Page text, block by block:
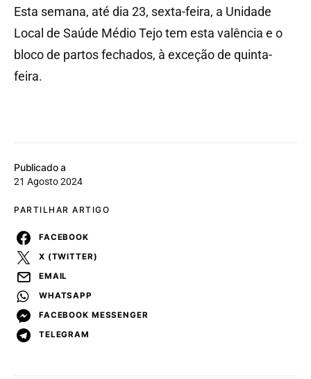
Publicado a
21 Agosto 2024
PARTILHAR ARTIGO
FACEBOOK
X (TWITTER)
EMAIL
WHATSAPP
FACEBOOK MESSENGER
TELEGRAM
Esta semana, até dia 23, sexta-feira, a Unidade
Local de Saúde Médio Tejo tem esta valência e o
bloco de partos fechados, à exceção de quinta-
feira.